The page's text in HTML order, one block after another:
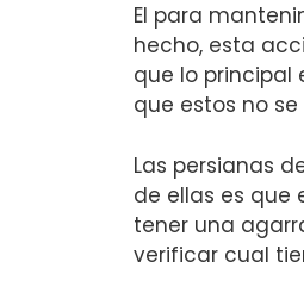
El para
hecho, esta
que lo principal
que estos no
Las persianas
de ellas es que
tener una
verificar cual